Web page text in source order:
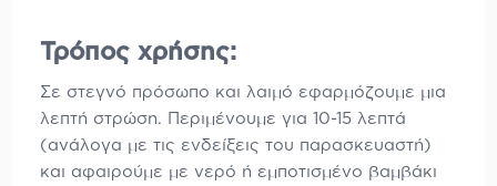
Τρόπος χρήσης:
Σε στεγνό πρόσωπο και λαιμό εφαρμόζουμε μια
λεπτή στρώση. Περιμένουμε για 10-15 λεπτά
(ανάλογα με τις ενδείξεις του παρασκευαστή)
και αφαιρούμε με νερό ή εμποτισμένο βαμβάκι